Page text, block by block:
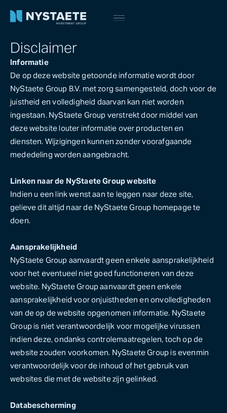
Disclaimer
Informatie
De op deze website getoonde informatie wordt door
NyStaete Group B.V. met zorg samengesteld, doch voor de
juistheid en volledigheid daarvan kan niet worden
ingestaan. NyStaete Group verstrekt door middel van
deze website louter informatie over producten en
diensten. Wijzigingen kunnen zonder voorafgaande
mededeling worden aangebracht.
Linken naar de NyStaete Group website
Indien u een link wenst aan te leggen naar deze site,
gelieve dit altijd naar de NyStaete Group homepage te
doen.
Aansprakelijkheid
NyStaete Group aanvaardt geen enkele aansprakelijkheid
voor het eventueel niet goed functioneren van deze
website. NyStaete Group aanvaardt geen enkele
aansprakelijkheid voor onjuistheden en onvolledigheden
van de op de website opgenomen informatie. NyStaete
Group is niet verantwoordelijk voor mogelijke virussen
indien deze, ondanks controlemaatregelen, toch op de
website zouden voorkomen. NyStaete Group is evenmin
verantwoordelijk voor de inhoud of het gebruik van
websites die met de website zijn gelinked.
Databescherming